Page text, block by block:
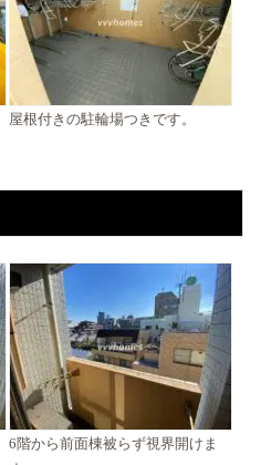
屋根付きの駐輪場つきです。
6階から前面棟被らず視界開けま